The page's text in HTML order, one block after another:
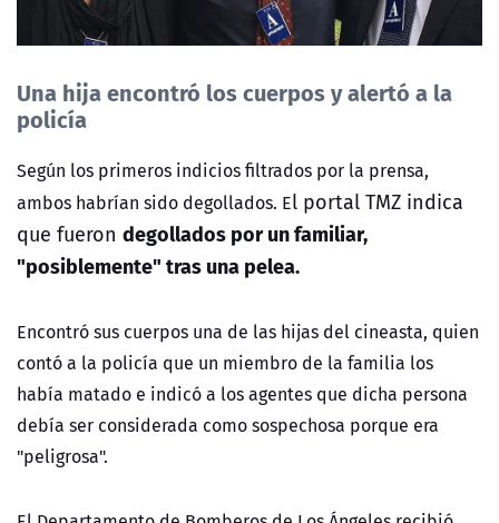
Una hija encontró los cuerpos y alertó a la
policía
Según los primeros indicios filtrados por la prensa,
ambos habrían sido degollados. El portal TMZ indica
que fueron degollados por un familiar,
"posiblemente" tras una pelea.
Encontró sus cuerpos una de las hijas del cineasta, quien
contó a la policía que un miembro de la familia los
había matado e indicó a los agentes que dicha persona
debía ser considerada como sospechosa porque era
"peligrosa".